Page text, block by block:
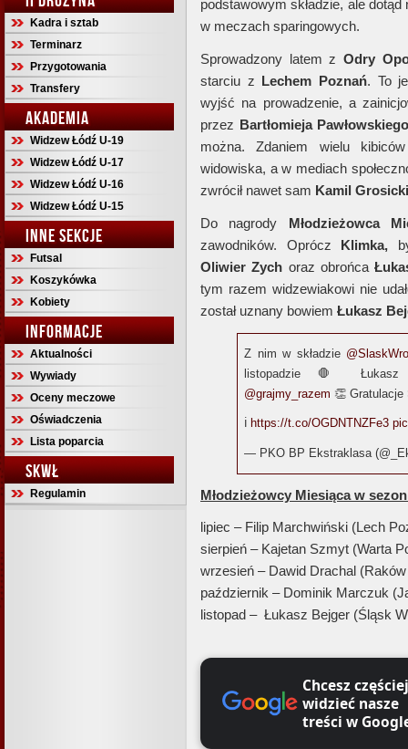
Kadra i sztab
Terminarz
Przygotowania
Transfery
AKADEMIA
Widzew Łódź U-19
Widzew Łódź U-17
Widzew Łódź U-16
Widzew Łódź U-15
INNE SEKCJE
Futsal
Koszykówka
Kobiety
INFORMACJE
Aktualności
Wywiady
Oceny meczowe
Oświadczenia
Lista poparcia
SKWŁ
Regulamin
podstawowym składzie, ale dotąd
w meczach sparingowych.
Sprowadzony latem z Odry
starciu z Lechem Poznań. To
wyjść na prowadzenie, a
przez Bartłomieja
można. Zdaniem wielu
widowiska, a w mediach
zwrócił nawet sam Kamil Grosicki
Do nagrody Młodzieżowca
zawodników. Oprócz Klimka,
Oliwier Zych oraz obrońca
tym razem widzewiakowi nie
został uznany bowiem Łukasz
Z nim w składzie
listopadzie 🛑 Łukasz
@grajmy_razem 👏 Gratulacje
ℹ️ https://t.co/OGDNTNZFe3
— PKO BP Ekstraklasa
Młodzieżowcy Miesiąca w
lipiec – Filip Marchwiński (Lech
sierpień – Kajetan Szmyt (Warta
wrzesień – Dawid Drachal
październik – Dominik Marczuk
listopad – Łukasz Bejger (Śląsk
Chcesz częściej
widzieć nasze
treści w